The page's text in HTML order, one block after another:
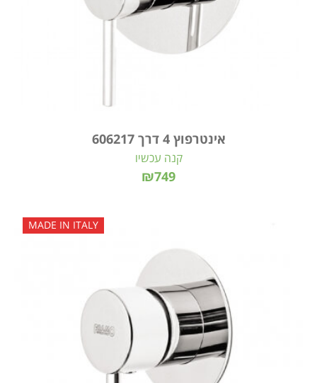
אינטרפוץ 4 דרך 606217
₪749
קנה עכשיו
MADE IN ITALY